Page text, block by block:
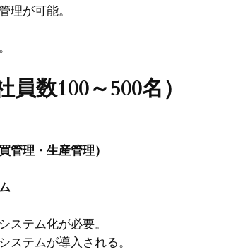
理が可能。
数100～500名）
管理・生産管理）
ステム化が必要。
ステムが導入される。